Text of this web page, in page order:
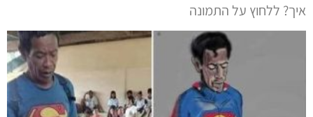
איך? ללחוץ על התמונה